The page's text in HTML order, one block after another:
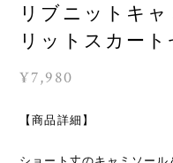
リブニットキ
リットスカー
¥7,980
【商品詳細】